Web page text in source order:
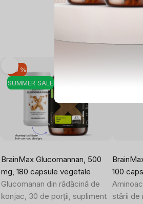
SUMMER SALE
-10 %
BrainMax Glucomannan, 500
mg, 180 capsule vegetale
Glucomanan din rădăcină de
konjac, 30 de porții, supliment
100
stării de